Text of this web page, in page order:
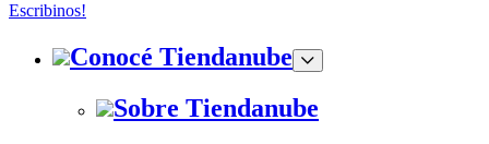
Escribinos!
Conocé Tiendanube
Sobre Tiendanube